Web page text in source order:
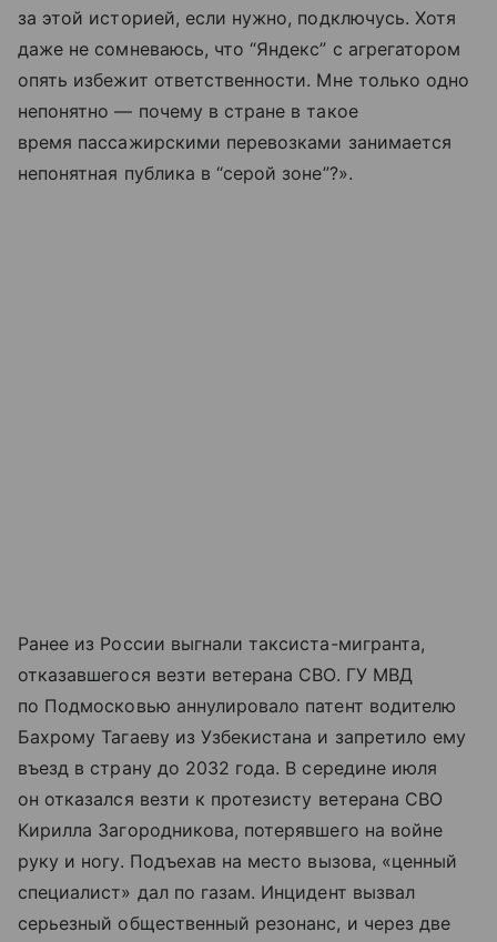
за этой историей, если нужно, подключусь. Хотя
даже не сомневаюсь, что “Яндекс” с агрегатором
опять избежит ответственности. Мне только одно
непонятно — почему в стране в такое
время пассажирскими перевозками занимается
непонятная публика в “серой зоне”?».
Ранее из России выгнали таксиста-мигранта,
отказавшегося везти ветерана СВО. ГУ МВД
по Подмосковью аннулировало патент водителю
Бахрому Тагаеву из Узбекистана и запретило ему
въезд в страну до 2032 года. В середине июля
он отказался везти к протезисту ветерана СВО
Кирилла Загородникова, потерявшего на войне
руку и ногу. Подъехав на место вызова, «ценный
специалист» дал по газам. Инцидент вызвал
серьезный общественный резонанс, и через две